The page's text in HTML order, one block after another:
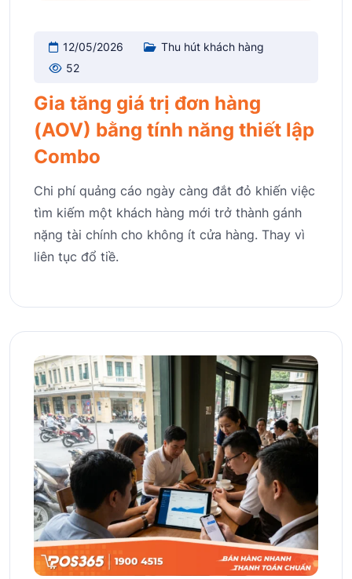
12/05/2026
Thu hút khách hàng
52
Gia tăng giá trị đơn hàng
(AOV) bằng tính năng thiết lập
Combo
Chi phí quảng cáo ngày càng đắt đỏ khiến việc
tìm kiếm một khách hàng mới trở thành gánh
nặng tài chính cho không ít cửa hàng. Thay vì
liên tục đổ tiề.